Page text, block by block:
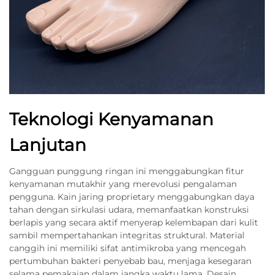
Teknologi Kenyamanan
Lanjutan
Gangguan punggung ringan ini menggabungkan fitur
kenyamanan mutakhir yang merevolusi pengalaman
pengguna. Kain jaring proprietary menggabungkan daya
tahan dengan sirkulasi udara, memanfaatkan konstruksi
berlapis yang secara aktif menyerap kelembapan dari kulit
sambil mempertahankan integritas struktural. Material
canggih ini memiliki sifat antimikroba yang mencegah
pertumbuhan bakteri penyebab bau, menjaga kesegaran